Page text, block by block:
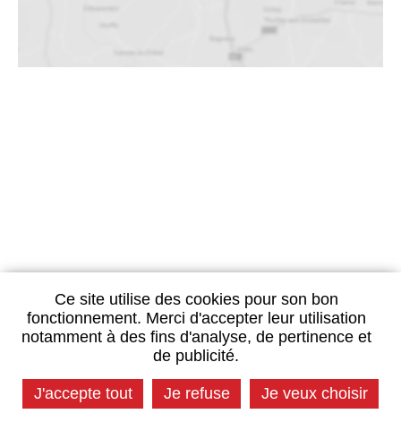
Ce site utilise des cookies pour son bon
fonctionnement. Merci d'accepter leur utilisation
notamment à des fins d'analyse, de pertinence et
de publicité.
J'accepte tout Je refuse Je veux choisir